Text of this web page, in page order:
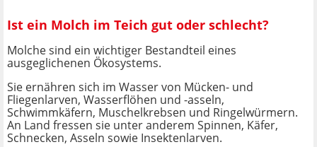
Ist ein Molch im Teich gut oder schlecht?
Molche sind ein wichtiger Bestandteil eines
ausgeglichenen Ökosystems.
Sie ernähren sich im Wasser von Mücken- und
Fliegenlarven, Wasserflöhen und -asseln,
Schwimmkäfern, Muschelkrebsen und Ringelwürmern.
An Land fressen sie unter anderem Spinnen, Käfer,
Schnecken, Asseln sowie Insektenlarven.